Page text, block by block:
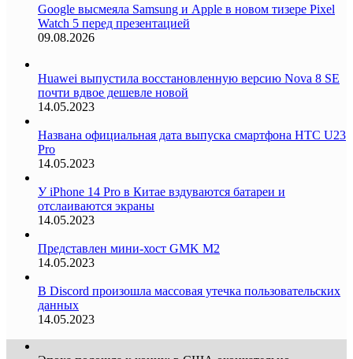
Google высмеяла Samsung и Apple в новом тизере Pixel
Watch 5 перед презентацией
09.08.2026
Huawei выпустила восстановленную версию Nova 8 SE
почти вдвое дешевле новой
14.05.2023
Названа официальная дата выпуска смартфона HTC U23
Pro
14.05.2023
У iPhone 14 Pro в Китае вздуваются батареи и
отслаиваются экраны
14.05.2023
Представлен мини-хост GMK M2
14.05.2023
В Discord произошла массовая утечка пользовательских
данных
14.05.2023